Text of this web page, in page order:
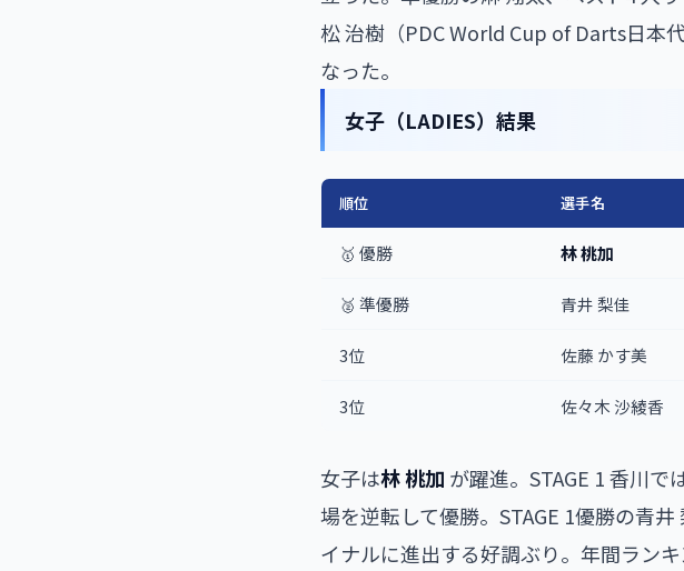
松 治樹（PDC World Cup of Darts日本
なった。
女子（LADIES）結果
順位 選手名
🥇 優勝 林 桃加
🥈 準優勝 青井 梨佳
3位 佐藤 かす美
3位 佐々木 沙綾香
女子は林 桃加 が躍進。STAGE 1 香川
場を逆転して優勝。STAGE 1優勝の青
イナルに進出する好調ぶり。年間ラン